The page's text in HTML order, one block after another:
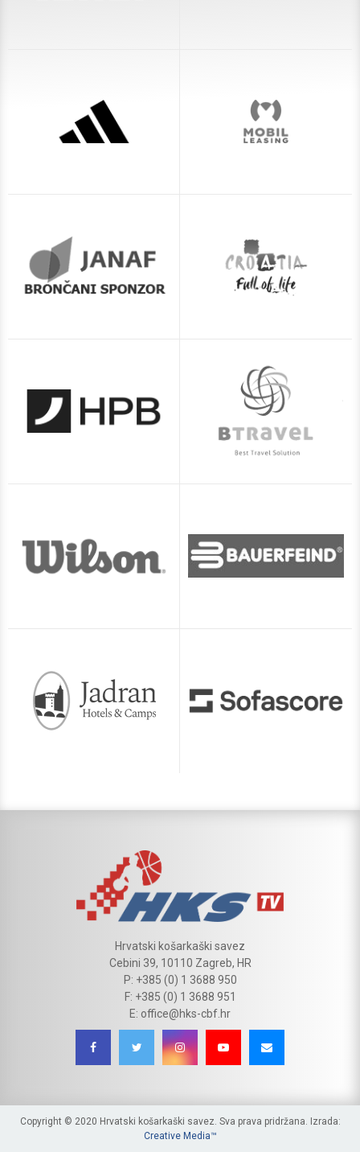
Hrvatski košarkaški savez
Cebini 39, 10110 Zagreb, HR
P: +385 (0) 1 3688 950
F: +385 (0) 1 3688 951
E: office@hks-cbf.hr
Copyright © 2020 Hrvatski košarkaški savez. Sva prava pridržana. Izrada:
Creative Media™